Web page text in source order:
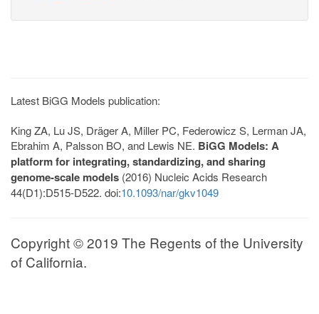
Latest BiGG Models publication:
King ZA, Lu JS, Dräger A, Miller PC, Federowicz S, Lerman JA,
Ebrahim A, Palsson BO, and Lewis NE. BiGG Models: A
platform for integrating, standardizing, and sharing
genome-scale models (2016) Nucleic Acids Research
44(D1):D515-D522. doi:10.1093/nar/gkv1049
Copyright © 2019 The Regents of the University
of California.